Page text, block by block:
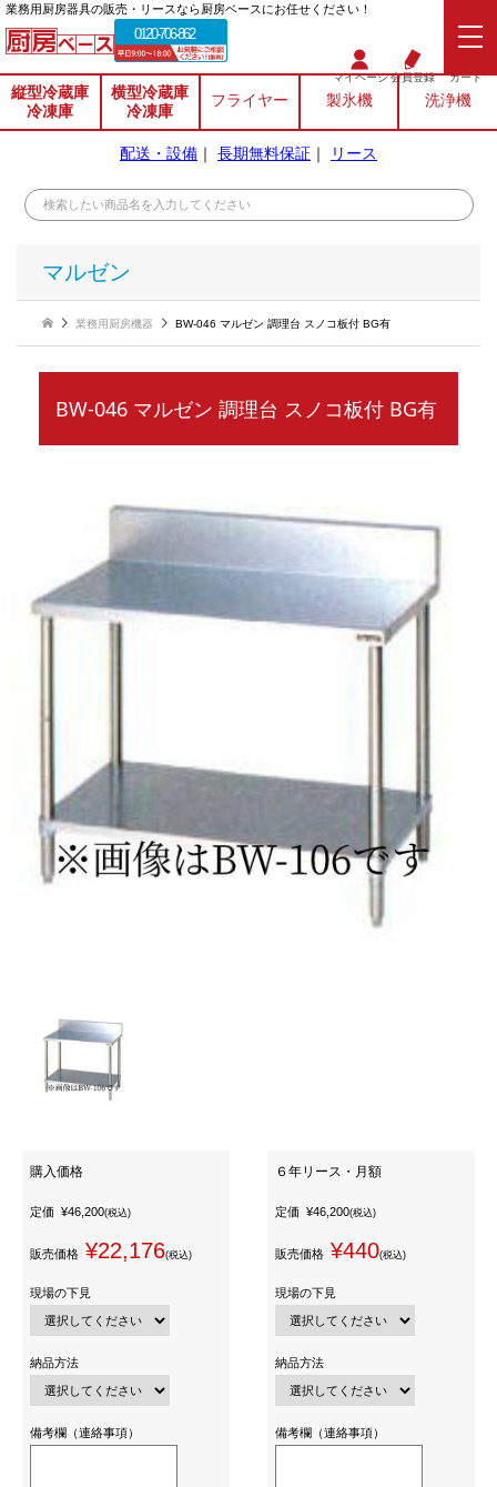
業務⽤厨房器具の販売・リースなら厨房ベースにお任せください！
0120-706-862
マイページ会員登録 カート
縦型冷蔵庫
冷凍庫
横型冷蔵庫
冷凍庫
フライヤー 製氷機 洗浄機
配送・設備 ｜ 長期無料保証 ｜ リース
マルゼン
業務用厨房機器 BW-046 マルゼン 調理台 スノコ板付 BG有
BW-046 マルゼン 調理台 スノコ板付 BG有
購入価格
定価 ¥46,200(税込)
販売価格 ¥22,176(税込)
現場の下見
納品方法
備考欄（連絡事項）
６年リース・月額
定価 ¥46,200(税込)
販売価格 ¥440(税込)
現場の下見
納品方法
備考欄（連絡事項）